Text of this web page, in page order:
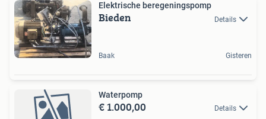
Elektrische beregeningspomp
Bieden Details
Baak Gisteren
Waterpomp
€ 1.000,00 Details